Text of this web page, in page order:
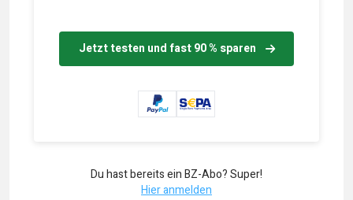
Jetzt testen und fast 90 % sparen
Du hast bereits ein BZ-Abo? Super!
Hier anmelden